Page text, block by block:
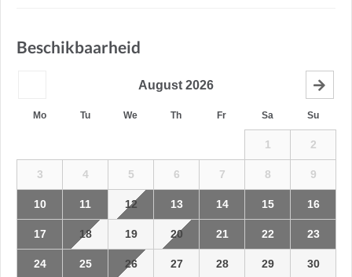
Beschikbaarheid
August 2026
Mo Tu We Th Fr Sa Su
1 2
3 4 5 6 7 8 9
10 11 12 13 14 15 16
17 18 19 20 21 22 23
24 25 26 27 28 29 30